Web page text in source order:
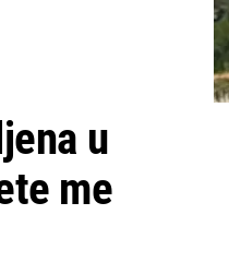
u
me